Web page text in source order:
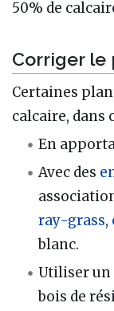
50% de
Corriger le
Certaines
calcaire, dans
En
Avec des
ray-grass,
blanc.
Utiliser un
bois de